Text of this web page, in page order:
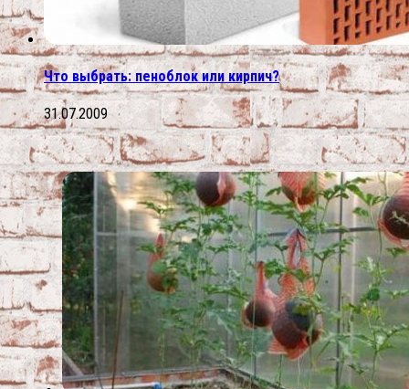
Что выбрать: пеноблок или кирпич?
31.07.2009